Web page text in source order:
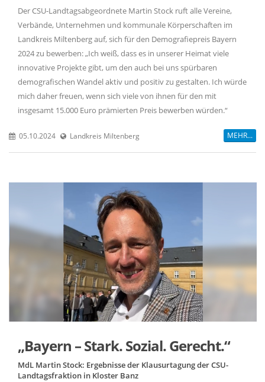
Der CSU-Landtagsabgeordnete Martin Stock ruft alle Vereine,
Verbände, Unternehmen und kommunale Körperschaften im
Landkreis Miltenberg auf, sich für den Demografiepreis Bayern
2024 zu bewerben: „Ich weiß, dass es in unserer Heimat viele
innovative Projekte gibt, um den auch bei uns spürbaren
demografischen Wandel aktiv und positiv zu gestalten. Ich würde
mich daher freuen, wenn sich viele von ihnen für den mit
insgesamt 15.000 Euro prämierten Preis bewerben würden.“
05.10.2024 Landkreis Miltenberg MEHR...
Bayern – Stark. Sozial. Gerecht.“
MdL Martin Stock: Ergebnisse der Klausurtagung der CSU-
Landtagsfraktion in Kloster Banz